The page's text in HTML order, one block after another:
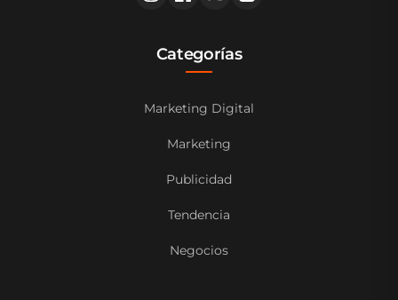
Categorías
Marketing Digital
Marketing
Publicidad
Tendencia
Negocios